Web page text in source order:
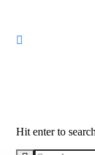
Hit enter to